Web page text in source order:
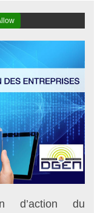
d’action du